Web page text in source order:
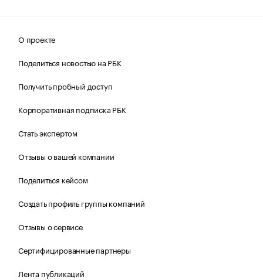
О проекте
Поделиться новостью на РБК
Получить пробный доступ
Корпоративная подписка РБК
Стать экспертом
Отзывы о вашей компании
Поделиться кейсом
Создать профиль группы компаний
Отзывы о сервисе
Сертифицированные партнеры
Лента публикаций